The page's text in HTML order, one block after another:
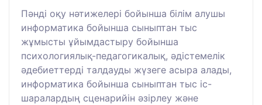
Пәнді оқу нәтижелері бойынша білім алушы
информатика бойынша сыныптан тыс
жұмысты ұйымдастыру бойынша
психологиялық-педагогикалық, әдістемелік
әдебиеттерді талдауды жүзеге асыра алады,
информатика бойынша сыныптан тыс іс-
шаралардың сценарийін әзірлеу және